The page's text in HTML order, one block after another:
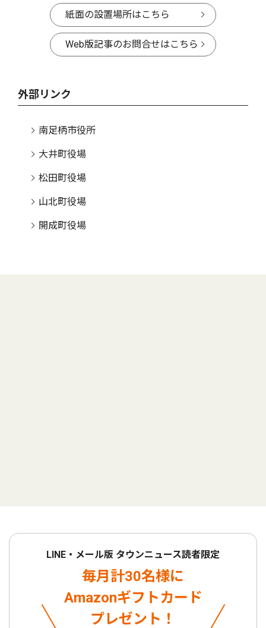
紙面の設置場所はこちら
Web版記事のお問合せはこちら
外部リンク
南足柄市役所
大井町役場
松田町役場
山北町役場
開成町役場
LINE・メール版 タウンニュース読者限定
毎月計30名様に
Amazonギフトカード
プレゼント！